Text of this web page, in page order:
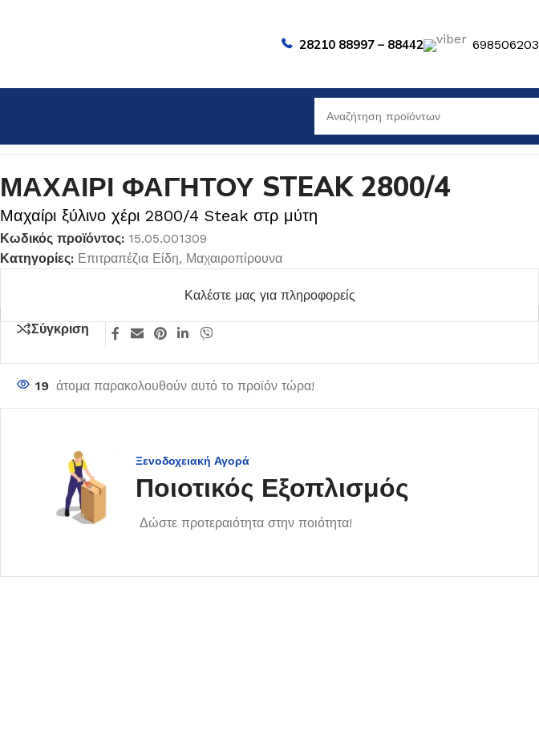
28210 88997 – 88442
ΜΑΧΑΙΡΙ ΦΑΓΗΤΟΥ STEAK 2800/4
Μαχαίρι ξύλινο χέρι 2800/4 Steak στρ μύτη
Κωδικός προϊόντος: 15.05.001309
Κατηγορίες: Επιτραπέζια Είδη, Μαχαιροπίρουνα
Καλέστε μας για πληροφορείς
Σύγκριση
19 άτομα παρακολουθούν αυτό το προϊόν τώρα!
Ξενοδοχειακή Αγορά
Ποιοτικός Εξοπλισμός
Δώστε προτεραιότητα στην ποιότητα!